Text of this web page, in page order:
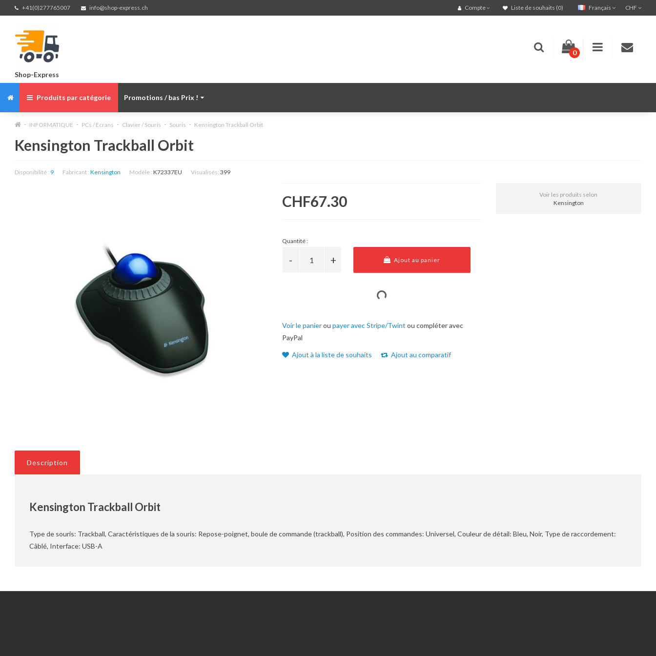
+41(0)277765007 info@shop-express.ch CHF
Français
Compte Liste de souhaits (0)
Shop-Express
0
Produits par catégorie Promotions / bas Prix !
INFORMATIQUE PCs / Ecrans Clavier / Souris Souris Kensington Trackball Orbit
Kensington Trackball Orbit
Disponibilité : 9 Fabricant : Kensington Modèle : K72337EU Visualisés: 399
CHF67.30
Quantité :
Ajout au panier
Voir le panierou payer avec Stripe/Twint ou compléter avec
PayPal
Ajout à la liste de souhaits Ajout au comparatif
Voir les produits selon
Kensington
Description
Kensington Trackball Orbit
Type de souris: Trackball, Caractéristiques de la souris: Repose-poignet, boule de commande (trackball), Position des commandes: Universel, Couleur de détail: Bleu, Noir, Type de raccordement:
Câblé, Interface: USB-A